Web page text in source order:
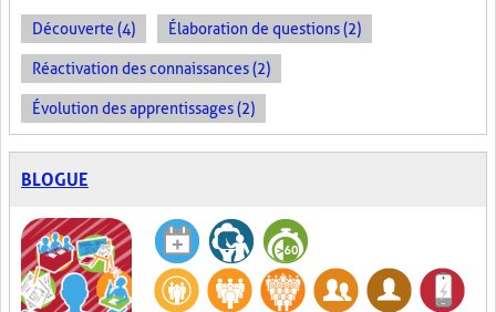
Découverte (4) Élaboration de questions (2)
Réactivation des connaissances (2)
Évolution des apprentissages (2)
BLOGUE